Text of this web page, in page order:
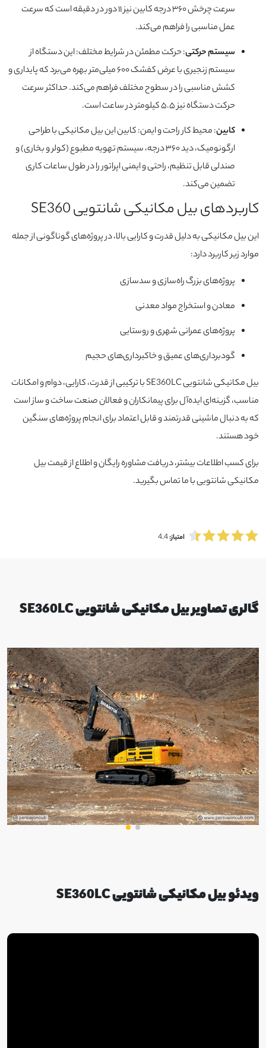
سرعت چرخش ۳۶۰ درجه کابین نیز ۱۱ دور در دقیقه است که سرعت
عمل مناسبی را فراهم می‌کند.
سیستم حرکتی: حرکت مطمئن در شرایط مختلف: این دستگاه از
سیستم زنجیری با عرض کفشک ۶۰۰ میلی‌متر بهره می‌برد که پایداری و
کشش مناسبی را در سطوح مختلف فراهم می‌کند. حداکثر سرعت
حرکت دستگاه نیز ۵.۵ کیلومتر در ساعت است.
کابین: محیط کار راحت و ایمن: کابین این بیل مکانیکی با طراحی
ارگونومیک، دید ۳۶۰ درجه، سیستم تهویه مطبوع (کولر و بخاری) و
صندلی قابل تنظیم، راحتی و ایمنی اپراتور را در طول ساعات کاری
تضمین می‌کند.
کاربردهای بیل مکانیکی شانتویی SE360
این بیل مکانیکی به دلیل قدرت و کارایی بالا، در پروژه‌های گوناگونی از جمله
موارد زیر کاربرد دارد:
پروژه‌های بزرگ راه‌سازی و سدسازی
معادن و استخراج مواد معدنی
پروژه‌های عمرانی شهری و روستایی
گودبرداری‌های عمیق و خاکبرداری‌های حجیم
بیل مکانیکی شانتویی SE360LC با ترکیبی از قدرت، کارایی، دوام و امکانات
مناسب، گزینه‌ای ایده‌آل برای پیمانکاران و فعالان صنعت ساخت و ساز است
که به دنبال ماشینی قدرتمند و قابل اعتماد برای انجام پروژه‌های سنگین
خود هستند.
برای کسب اطلاعات بیشتر، دریافت مشاوره رایگان و اطلاع از قیمت بیل
مکانیکی شانتویی با ما تماس بگیرید.
امتیاز:4.4
گالری تصاویر بیل مکانیکی شانتویی SE360LC
ویدئو بیل مکانیکی شانتویی SE360LC